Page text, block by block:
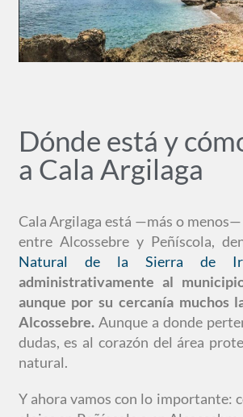
Dónde está y
a Cala Argilaga
Cala Argilaga está —más o
entre Alcossebre y Peñíscola,
Natural de la Sierra de
administrativamente al
aunque por su cercanía muchos
Alcossebre. Aunque a donde
dudas, es al corazón del área
natural.
Y ahora vamos con lo importante: